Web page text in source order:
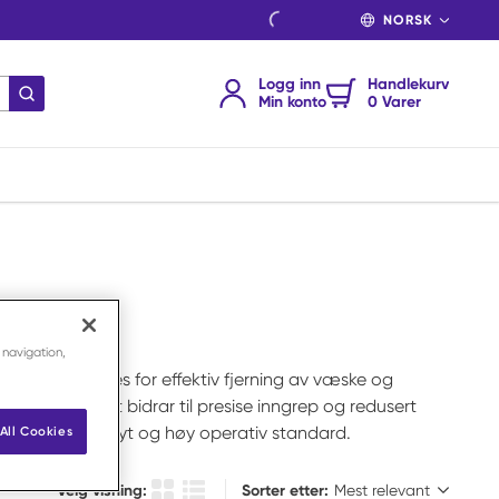
SPRÅK
send søk
Logg inn
Min konto
Handlekurv
0 Varer
brukes for effektiv fjerning av væske og
Utstyret bidrar til presise inngrep og redusert
arbeidsflyt og høy operativ standard.
Velg visning: Sorter etter:
Sorter etter:
Cookies